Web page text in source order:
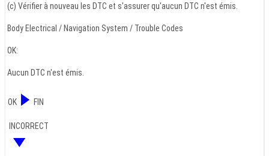
(c) Vérifier à nouveau les DTC et s'assurer qu'aucun DTC n'est émis.
Body Electrical / Navigation System / Trouble Codes
OK:
Aucun DTC n'est émis.
OK FIN
INCORRECT